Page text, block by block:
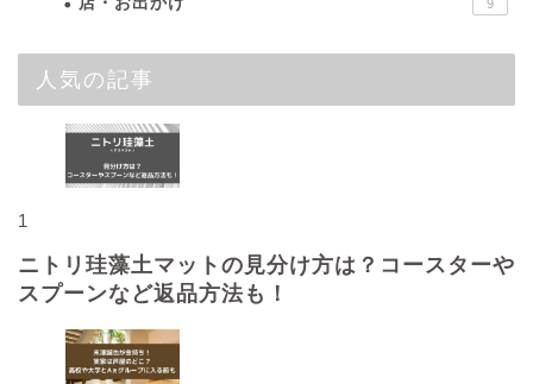
9
人気の記事
1
ニトリ珪藻土マットの見分け方は？コースターや
スプーンなど返品方法も！